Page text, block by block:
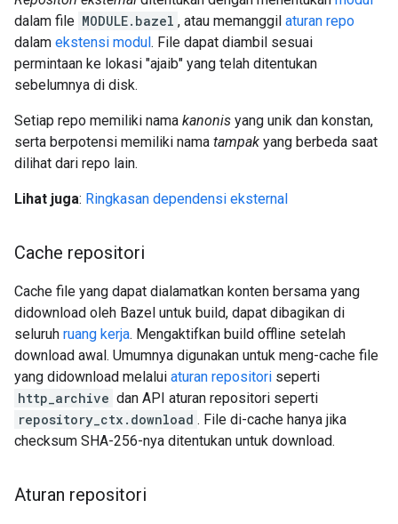
dalam file MODULE.bazel , atau memanggil aturan repo
dalam ekstensi modul. File dapat diambil sesuai
permintaan ke lokasi "ajaib" yang telah ditentukan
sebelumnya di disk.
Setiap repo memiliki nama kanonis yang unik dan konstan,
serta berpotensi memiliki nama tampak yang berbeda saat
dilihat dari repo lain.
Lihat juga: Ringkasan dependensi eksternal
Cache repositori
Cache file yang dapat dialamatkan konten bersama yang
didownload oleh Bazel untuk build, dapat dibagikan di
seluruh ruang kerja. Mengaktifkan build offline setelah
download awal. Umumnya digunakan untuk meng-cache file
yang didownload melalui aturan repositori seperti
http_archive dan API aturan repositori seperti
repository_ctx.download . File di-cache hanya jika
checksum SHA-256-nya ditentukan untuk download.
Aturan repositori